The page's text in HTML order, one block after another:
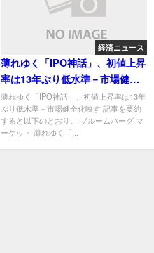
経済ニュース
薄れゆく「IPO神話」、初値上昇
率は13年ぶり低水準－市場健全
化映す
薄れゆく「IPO神話」、初値上昇率は13年
ぶり低水準－市場健全化映す 記事を要約
すると以下のとおり。 ブルームバーグ マ
ーケット 薄れゆく「...